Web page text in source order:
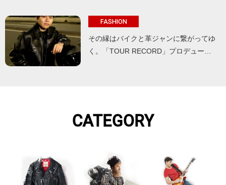
FASHION
その縁はバイクと革ジャンに繋がってゆ
く。「TOUR RECORD」プロデュー…
CATEGORY